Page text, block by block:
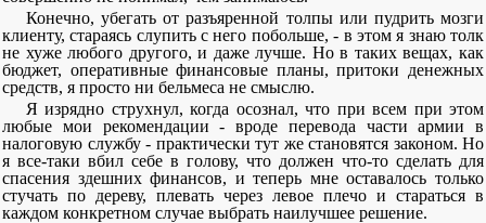
Конечно, убегать от разъяренной толпы или пудрить мозги
клиенту, стараясь слупить с него побольше, - в этом я знаю толк
не хуже любого другого, и даже лучше. Но в таких вещах, как
бюджет, оперативные финансовые планы, притоки денежных
средств, я просто ни бельмеса не смыслю.
Я изрядно струхнул, когда осознал, что при всем при этом
любые мои рекомендации - вроде перевода части армии в
налоговую службу - практически тут же становятся законом. Но
я все-таки вбил себе в голову, что должен что-то сделать для
спасения здешних финансов, и теперь мне оставалось только
стучать по дереву, плевать через левое плечо и стараться в
каждом конкретном случае выбрать наилучшее решение.